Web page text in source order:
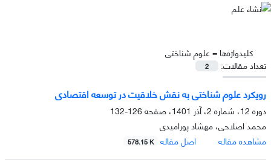
کلیدواژه‌ها =علوم شناختی
تعداد مقالات:
2
رویکرد علوم شناختی به نقش خلاقیت در توسعه اقتصادی
دوره 12، شماره 2، آذر 1401، صفحه
126-132
محمد اصلاحی، مهشاد پورامیدی
مشاهده مقاله
اصل مقاله 578.15 K